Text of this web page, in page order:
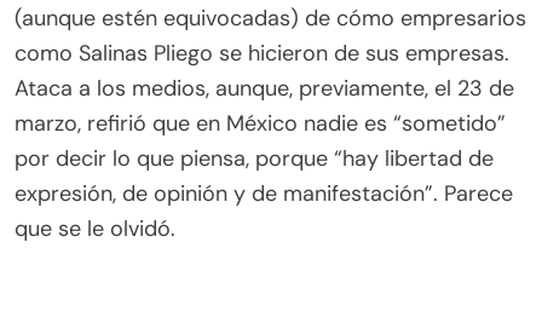
(aunque estén equivocadas) de cómo empresarios
como Salinas Pliego se hicieron de sus empresas.
Ataca a los medios, aunque, previamente, el 23 de
marzo, refirió que en México nadie es “sometido”
por decir lo que piensa, porque “hay libertad de
expresión, de opinión y de manifestación”. Parece
que se le olvidó.